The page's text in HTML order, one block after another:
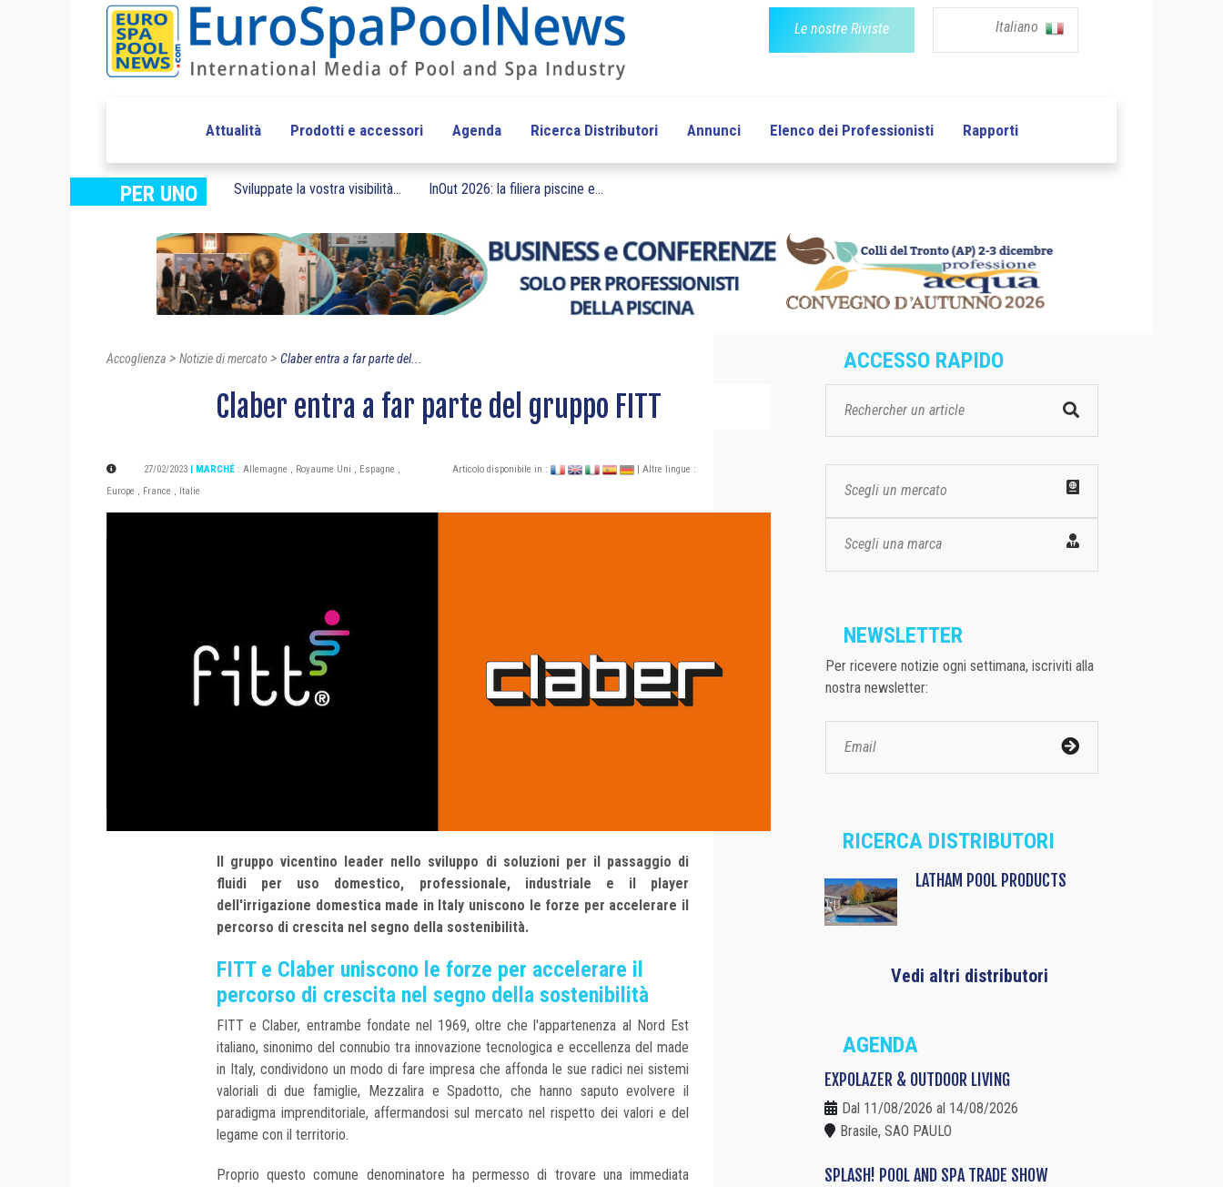
Le nostre Riviste Italiano
Attualità Prodotti e accessori Agenda Ricerca Distributori Annunci Elenco dei Professionisti Rapporti
PER UNO Sviluppate la vostra visibilità... InOut 2026: la filiera piscine e...
Accoglienza > Notizie di mercato > Claber entra a far parte del...
Claber entra a far parte del gruppo FITT
27/02/2023 | MARCHÉ : Allemagne , Royaume Uni , Espagne ,
Europe , France , Italie
Articolo disponibile in : | Altre lingue :
Il gruppo vicentino leader nello sviluppo di soluzioni per il passaggio di
fluidi per uso domestico, professionale, industriale e il player
dell'irrigazione domestica made in Italy uniscono le forze per accelerare il
percorso di crescita nel segno della sostenibilità.
FITT e Claber uniscono le forze per accelerare il
percorso di crescita nel segno della sostenibilità
FITT e Claber, entrambe fondate nel 1969, oltre che l'appartenenza al Nord Est
italiano, sinonimo del connubio tra innovazione tecnologica e eccellenza del made
in Italy, condividono un modo di fare impresa che affonda le sue radici nei sistemi
valoriali di due famiglie, Mezzalira e Spadotto, che hanno saputo evolvere il
paradigma imprenditoriale, affermandosi sul mercato nel rispetto dei valori e del
legame con il territorio.
Proprio questo comune denominatore ha permesso di trovare una immediata
ACCESSO RAPIDO
Scegli un mercato
Scegli una marca
NEWSLETTER
Per ricevere notizie ogni settimana, iscriviti alla
nostra newsletter:
RICERCA DISTRIBUTORI
LATHAM POOL PRODUCTS
Vedi altri distributori
AGENDA
EXPOLAZER & OUTDOOR LIVING
Dal 11/08/2026 al 14/08/2026
Brasile, SAO PAULO
SPLASH! POOL AND SPA TRADE SHOW